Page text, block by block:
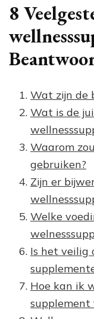
8
Wat zijn de
Wat is de
Waarom
gebruiken?
Zijn er
Welke
Is het veilig
Hoe kan ik
supplement